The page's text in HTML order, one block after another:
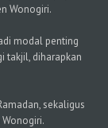
Wonogiri.
modal penting
takjil, diharapkan
sekaligus